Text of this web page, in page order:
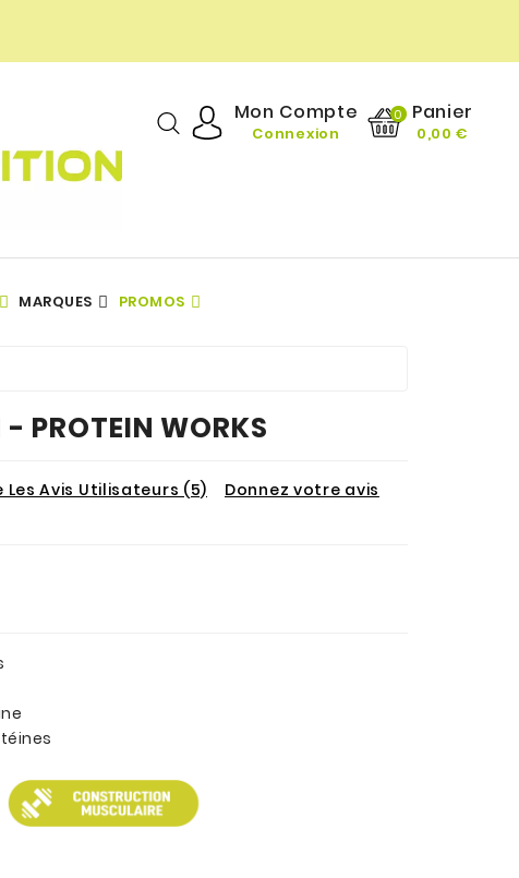
Mon Compte
Connexion
0 Panier
0,00 €
MARQUES PROMOS
- PROTEIN WORKS
Les Avis Utilisateurs (5) Donnez votre avis